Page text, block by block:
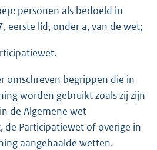
personen als bedoeld in
eerste lid, onder a, van de wet;
omschreven begrippen die in
worden gebruikt zoals zij zijn
de Algemene wet
de Participatiewet of overige in
aangehaalde wetten.